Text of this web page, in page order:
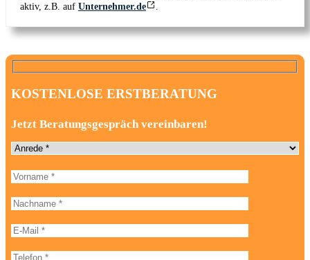
aktiv, z.B. auf Unternehmer.de
KOSTENLOSE ERSTBERATUNG
Jetzt Beratungsgespräch vereinbaren!
Anrede
Bitte
lasse
Feld
Vorname
Nachname
E-Mail-Adresse
Telefonnummer